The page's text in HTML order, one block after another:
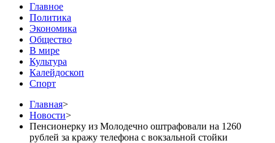
Главное
Политика
Экономика
Общество
В мире
Культура
Калейдоскоп
Спорт
Главная>
Новости>
Пенсионерку из Молодечно оштрафовали на 1260
рублей за кражу телефона с вокзальной стойки